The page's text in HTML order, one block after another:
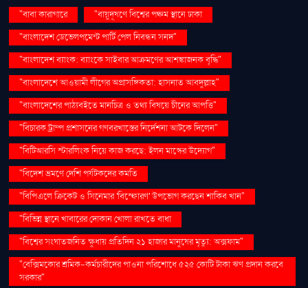
"বাবা কারাগারে
"বায়ুদূষণে বিশ্বের পঞ্চম স্থানে ঢাকা
"বাংলাদেশ ডেভেলপমেন্ট পার্টি পেল নিবন্ধন সনদ"
"বাংলাদেশ ব্যাংক: ব্যাংকে সাইবার আক্রমণের আশঙ্কাজনক বৃদ্ধি"
"বাংলাদেশে আওয়ামী লীগের অপ্রাসঙ্গিকতা: হাসনাত আবদুল্লাহ"
"বাংলাদেশের পাঠ্যবইতে মানচিত্র ও তথ্য বিষয়ে চীনের আপত্তি"
"বিচারক ট্রাম্প প্রশাসনের গণবরখাস্তের নির্দেশনা আটকে দিলেন"
"বিটিআরসি স্টারলিংক নিয়ে কাজ করছে: ইলন মাস্কের উদ্যোগ"
"বিদেশ ভ্রমণে দেশি পর্যটকদের কমতি
"বিপিএলে ক্রিকেট ও সিনেমার 'বিস্ফোরণ' উপভোগ করছেন শাকিব খান"
"বিভিন্ন স্থানে খাবারের দোকান খোলা রাখতে বাধা
"বিশ্বের সংঘাতজনিত ক্ষুধায় প্রতিদিন ২১ হাজার মানুষের মৃত্যু: অক্সফাম"
"বেক্সিমকোর শ্রমিক-কর্মচারীদের পাওনা পরিশোধে ৫২৫ কোটি টাকা ঋণ প্রদান করবে
সরকার"